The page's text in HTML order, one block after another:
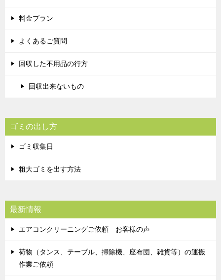
料金プラン
よくあるご質問
回収した不用品の行方
回収出来ないもの
ゴミの出し方
ゴミ収集日
粗大ゴミを出す方法
最新情報
エアコンクリーニングご依頼 お客様の声
荷物（タンス、テーブル、掃除機、座布団、雑貨等）の運搬
作業ご依頼